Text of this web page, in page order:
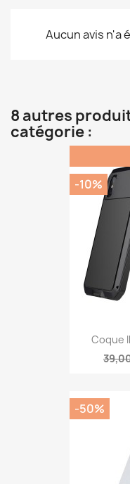
Aucun avis n'a
8 autres
catégorie :
Coque
-10%
-50%